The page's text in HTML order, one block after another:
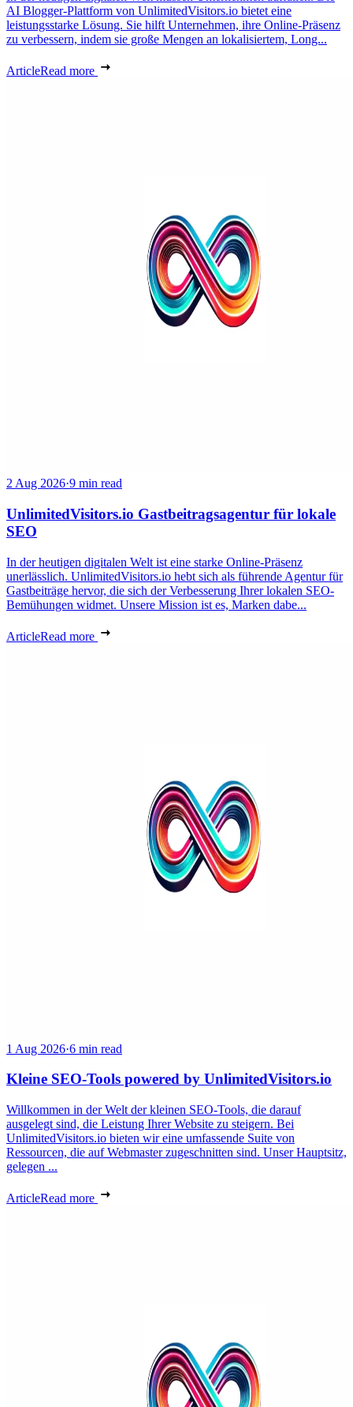
AI Blogger-Plattform von UnlimitedVisitors.io bietet eine
leistungsstarke Lösung. Sie hilft Unternehmen, ihre Online-Präsenz
zu verbessern, indem sie große Mengen an lokalisiertem, Long...
ArticleRead more
2 Aug 2026·9 min read
UnlimitedVisitors.io Gastbeitragsagentur für lokale
SEO
In der heutigen digitalen Welt ist eine starke Online-Präsenz
unerlässlich. UnlimitedVisitors.io hebt sich als führende Agentur für
Gastbeiträge hervor, die sich der Verbesserung Ihrer lokalen SEO-
Bemühungen widmet. Unsere Mission ist es, Marken dabe...
ArticleRead more
1 Aug 2026·6 min read
Kleine SEO-Tools powered by UnlimitedVisitors.io
Willkommen in der Welt der kleinen SEO-Tools, die darauf
ausgelegt sind, die Leistung Ihrer Website zu steigern. Bei
UnlimitedVisitors.io bieten wir eine umfassende Suite von
Ressourcen, die auf Webmaster zugeschnitten sind. Unser Hauptsitz,
gelegen ...
ArticleRead more